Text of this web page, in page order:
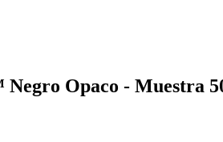
Opaco - Muestra